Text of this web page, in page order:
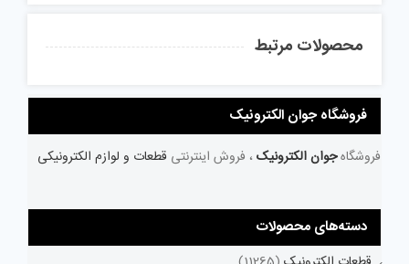
محصولات مرتبط
فروشگاه جوان الکترونیک
فروشگاهجوان الکترونیک ، فروش اینترنتی قطعات و لوازم الکترونیکی
دسته‌های محصولات